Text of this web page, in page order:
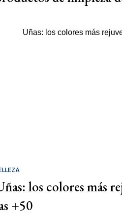
los colores más
+50